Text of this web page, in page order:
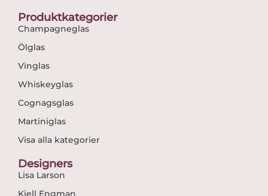
Produktkategorier
Champagneglas
Ölglas
Vinglas
Whiskeyglas
Cognagsglas
Martiniglas
Visa alla kategorier
Designers
Lisa Larson
Kjell Engman